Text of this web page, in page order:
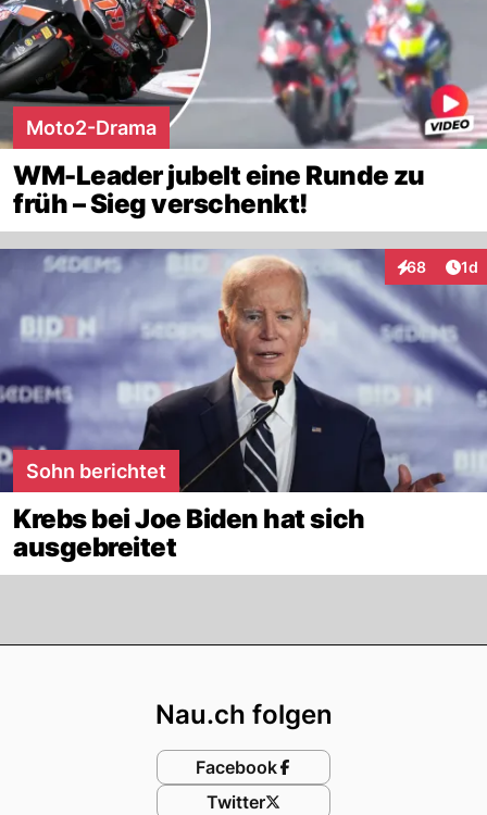
Moto2-Drama
WM-Leader jubelt eine Runde zu
früh – Sieg verschenkt!
68
Interaktionen
1d
Sohn berichtet
Krebs bei Joe Biden hat sich
ausgebreitet
Nau.ch folgen
Facebook
Twitter